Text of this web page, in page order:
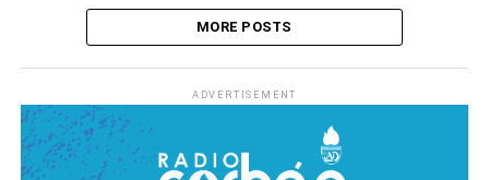
MORE POSTS
ADVERTISEMENT